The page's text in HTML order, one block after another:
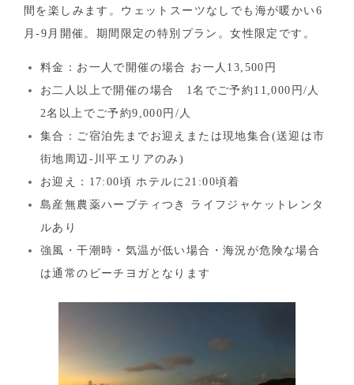
間を楽しみます。ウェットスーツなしでも海が暖かい6
月-9月開催。期間限定の特別プラン。女性限定です。
料金：お一人で開催の場合 お一人13,500円
お二人以上で開催の場合 1名でご予約11,000円/人
2名以上でご予約9,000円/人
集合：ご宿泊先までお迎えまたは現地集合(送迎は市
街地周辺-川平エリアのみ)
お迎え：17:00頃 ホテルに21:00頃着
島産無農薬ハーブティつき ライフジャケットレンタ
ルあり
強風・干潮時・気温が低い場合・海況が危険な場合
は通常のビーチヨガとなります